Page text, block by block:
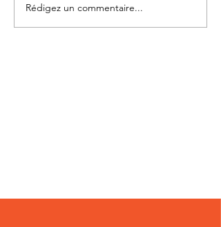
Photo-témoignages
Cage de chasteté 129
Rédigez un commentaire...